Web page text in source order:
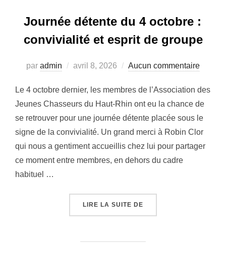
Journée détente du 4 octobre :
convivialité et esprit de groupe
par admin
Publié
avril 8, 2026 Aucun commentaire
Le 4 octobre dernier, les membres de l’Association des
Jeunes Chasseurs du Haut-Rhin ont eu la chance de
se retrouver pour une journée détente placée sous le
signe de la convivialité. Un grand merci à Robin Clor
qui nous a gentiment accueillis chez lui pour partager
ce moment entre membres, en dehors du cadre
habituel …
LIRE LA SUITE DE